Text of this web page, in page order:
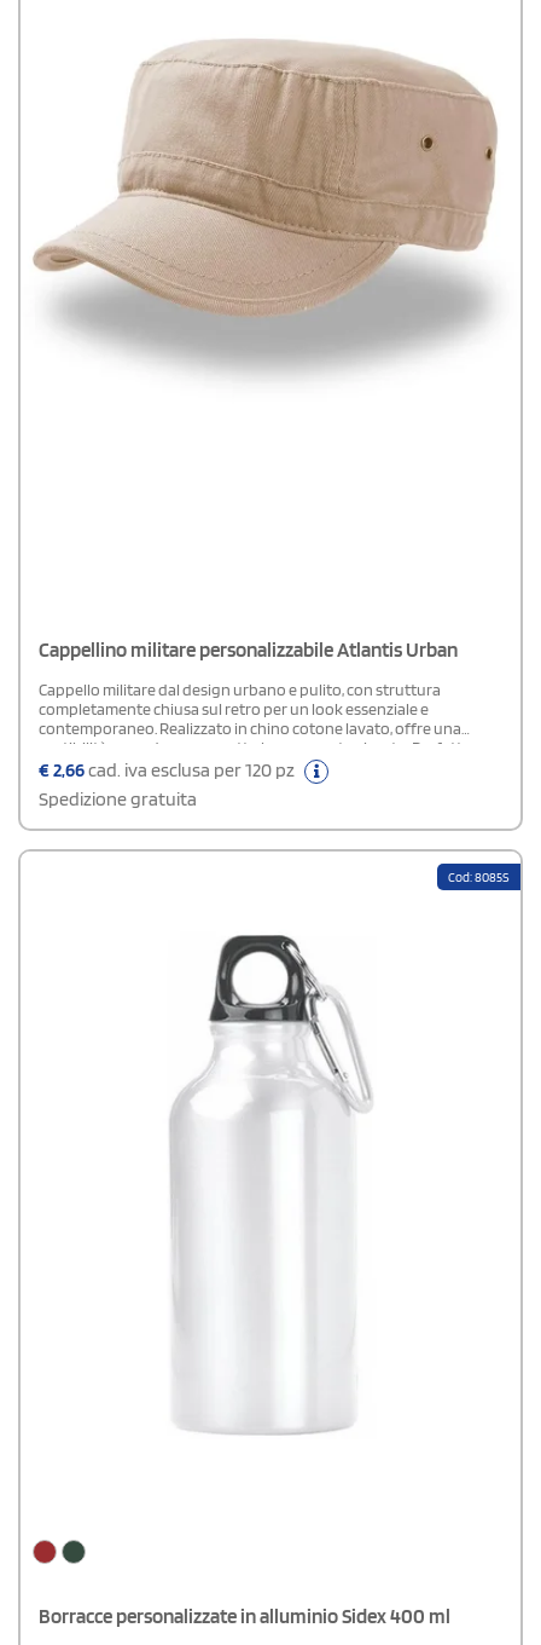
Cappellino militare personalizzabile Atlantis Urban
Cappello militare dal design urbano e pulito, con struttura
completamente chiusa sul retro per un look essenziale e
contemporaneo. Realizzato in chino cotone lavato, offre una
vestibilità comoda e un aspetto leggermente vissuto. Perfetto per
completare l’outfit quotidiano con un tocco di originalità e
€2,66cad. iva esclusa per 120 pz
Spedizione gratuita
Cod: 8085S
Borracce personalizzate in alluminio Sidex 400 ml